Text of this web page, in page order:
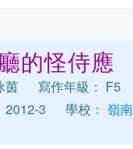
的怪侍應
茵
寫作年級： F5
2012-3
學校： 嶺